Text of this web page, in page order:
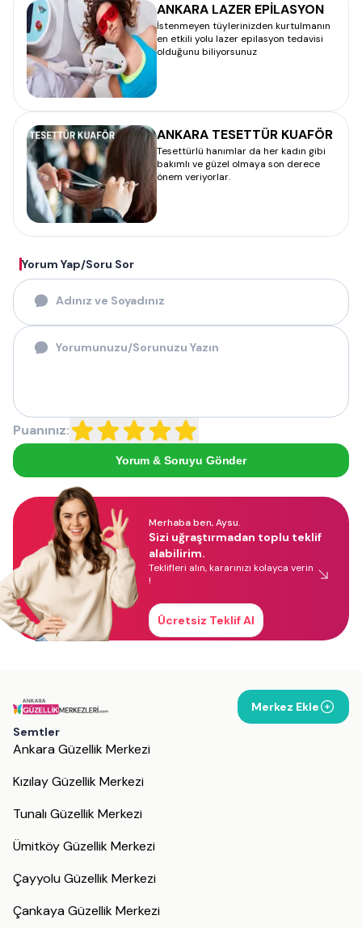
ANKARA LAZER EPİLASYON
İstenmeyen tüylerinizden kurtulmanın
en etkili yolu lazer epilasyon tedavisi
olduğunu biliyorsunuz
ANKARA TESETTÜR KUAFÖR
Tesettürlü hanımlar da her kadın gibi
bakımlı ve güzel olmaya son derece
önem veriyorlar.
Yorum Yap/Soru Sor
Puanınız:
Yorum & Soruyu Gönder
Merhaba ben, Aysu.
Sizi uğraştırmadan toplu teklif
alabilirim.
Teklifleri alın, kararınızı kolayca verin
!
Ücretsiz Teklif Al
Merkez Ekle
Semtler
Ankara Güzellik Merkezi
Kızılay Güzellik Merkezi
Tunalı Güzellik Merkezi
Ümitköy Güzellik Merkezi
Çayyolu Güzellik Merkezi
Çankaya Güzellik Merkezi